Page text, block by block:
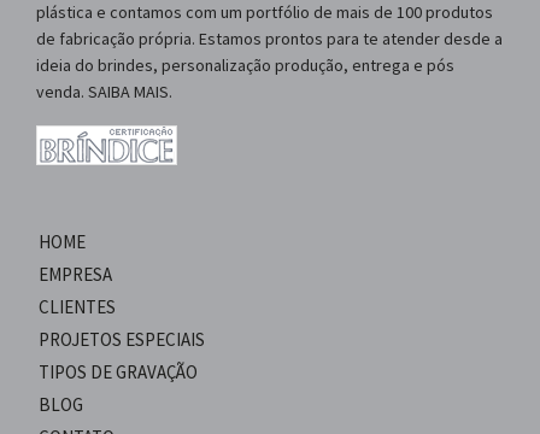
plástica e contamos com um portfólio de mais de 100 produtos
de fabricação própria. Estamos prontos para te atender desde a
ideia do brindes, personalização produção, entrega e pós
venda. SAIBA MAIS.
HOME
EMPRESA
CLIENTES
PROJETOS ESPECIAIS
TIPOS DE GRAVAÇÃO
BLOG